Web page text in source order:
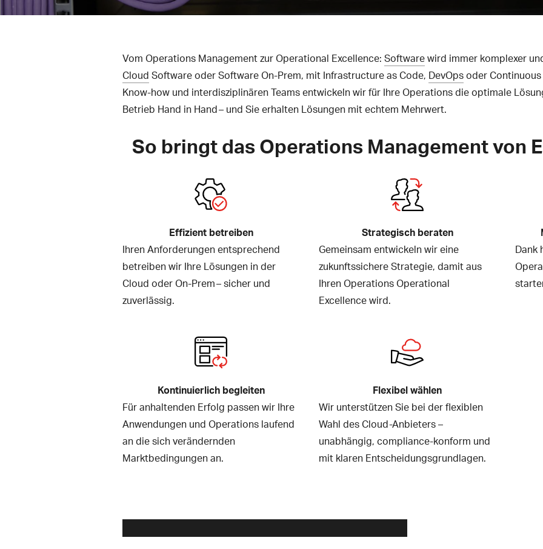
Vom Operations Management zur Operational Excellence: Softwarewird immer komplexer
Cloud Software oder Software On-Prem, mit Infrastructure as Code, DevOpsoder
Know-how und interdisziplinären Teams entwickeln wir für Ihre Operations die optimale
Betrieb Hand in Hand – und Sie erhalten Lösungen mit echtem Mehrwert.
So bringt das Operations Management von
Effizient betreiben
Ihren Anforderungen entsprechend
betreiben wir Ihre Lösungen in der
Cloud oder On-Prem – sicher und
zuverlässig.
Strategisch beraten
Gemeinsam entwickeln wir eine
zukunftssichere Strategie, damit aus
Ihren Operations Operational
Excellence wird.
Dank
Kontinuierlich begleiten
Für anhaltenden Erfolg passen wir Ihre
Anwendungen und Operations laufend
an die sich verändernden
Marktbedingungen an.
Flexibel wählen
Wir unterstützen Sie bei der flexiblen
Wahl des Cloud-Anbieters –
unabhängig, compliance-konform und
mit klaren Entscheidungsgrundlagen.